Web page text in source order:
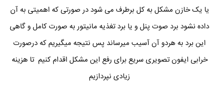
یا یک خازن مشکل به کل برطرف می شود در صورتی که اهمیتی به آن
داده نشود برد صوت پنل و یا برد تغذیه مانیتور به صورت کامل و گاهی
این برد به هردو آن آسیب میرساند پس نتیجه میگیریم که درصورت
خرابی ایفون تصویری سریع برای رفع این مشکل اقدام کنیم تا هزینه
زیادی نپردازیم